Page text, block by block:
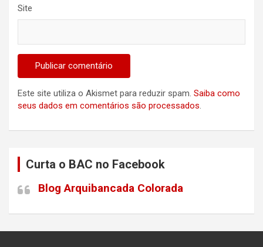
Site
Este site utiliza o Akismet para reduzir spam. Saiba como
seus dados em comentários são processados.
Curta o BAC no Facebook
Blog Arquibancada Colorada